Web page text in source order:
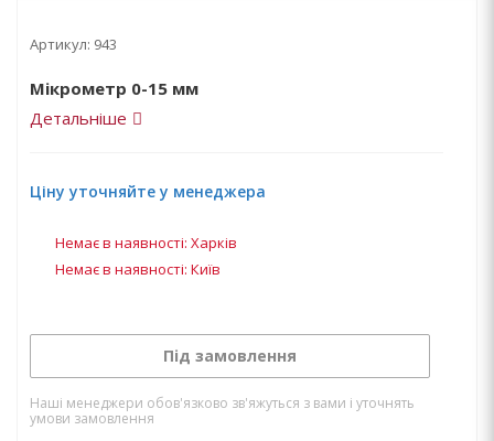
Артикул: 943
Мікрометр 0-15 мм
Детальніше
Ціну уточняйте у менеджера
Немає в наявності: Харків
Немає в наявності: Київ
Під замовлення
Наші менеджери обов'язково зв'яжуться з вами і уточнять
умови замовлення